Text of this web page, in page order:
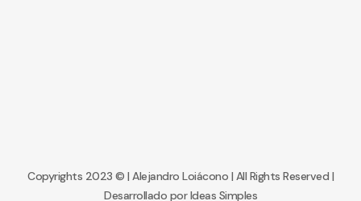
Copyrights 2023 © | Alejandro Loiácono | All Rights Reserved |
Desarrollado porIdeas Simples